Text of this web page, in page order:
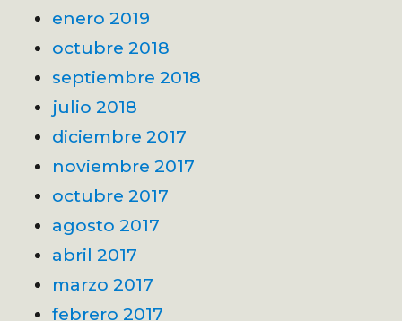
enero 2019
octubre 2018
septiembre 2018
julio 2018
diciembre 2017
noviembre 2017
octubre 2017
agosto 2017
abril 2017
marzo 2017
febrero 2017